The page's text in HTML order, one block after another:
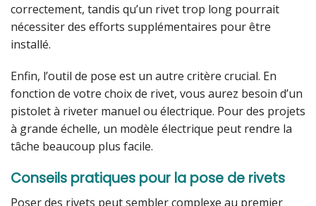
correctement, tandis qu’un rivet trop long pourrait
nécessiter des efforts supplémentaires pour être
installé.
Enfin, l’outil de pose est un autre critère crucial. En
fonction de votre choix de rivet, vous aurez besoin d’un
pistolet à riveter manuel ou électrique. Pour des projets
à grande échelle, un modèle électrique peut rendre la
tâche beaucoup plus facile.
Conseils pratiques pour la pose de rivets
Poser des rivets peut sembler complexe au premier